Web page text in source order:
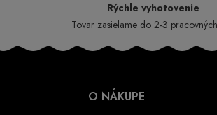
Rýchle vyhotovenie
Tovar zasielame do 2-3
O NÁKUPE